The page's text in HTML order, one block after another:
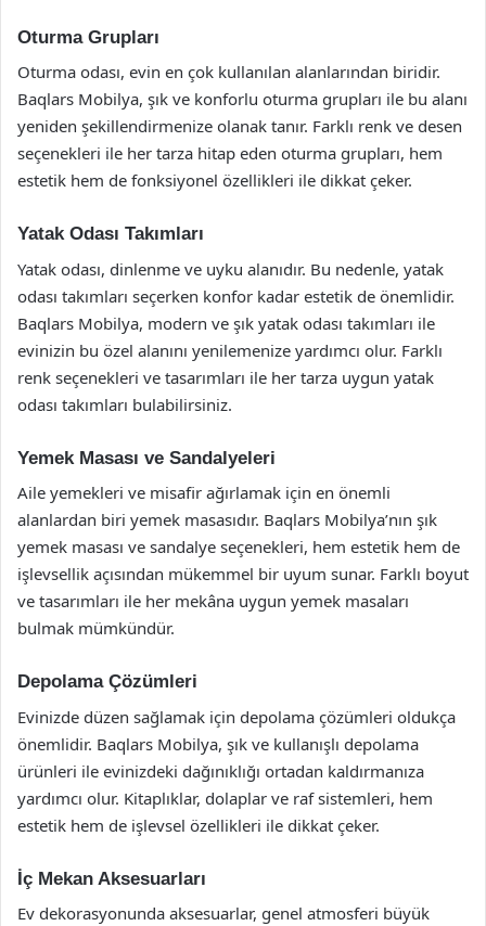
Oturma Grupları
Oturma odası, evin en çok kullanılan alanlarından biridir.
Baqlars Mobilya, şık ve konforlu oturma grupları ile bu alanı
yeniden şekillendirmenize olanak tanır. Farklı renk ve desen
seçenekleri ile her tarza hitap eden oturma grupları, hem
estetik hem de fonksiyonel özellikleri ile dikkat çeker.
Yatak Odası Takımları
Yatak odası, dinlenme ve uyku alanıdır. Bu nedenle, yatak
odası takımları seçerken konfor kadar estetik de önemlidir.
Baqlars Mobilya, modern ve şık yatak odası takımları ile
evinizin bu özel alanını yenilemenize yardımcı olur. Farklı
renk seçenekleri ve tasarımları ile her tarza uygun yatak
odası takımları bulabilirsiniz.
Yemek Masası ve Sandalyeleri
Aile yemekleri ve misafir ağırlamak için en önemli
alanlardan biri yemek masasıdır. Baqlars Mobilya’nın şık
yemek masası ve sandalye seçenekleri, hem estetik hem de
işlevsellik açısından mükemmel bir uyum sunar. Farklı boyut
ve tasarımları ile her mekâna uygun yemek masaları
bulmak mümkündür.
Depolama Çözümleri
Evinizde düzen sağlamak için depolama çözümleri oldukça
önemlidir. Baqlars Mobilya, şık ve kullanışlı depolama
ürünleri ile evinizdeki dağınıklığı ortadan kaldırmanıza
yardımcı olur. Kitaplıklar, dolaplar ve raf sistemleri, hem
estetik hem de işlevsel özellikleri ile dikkat çeker.
İç Mekan Aksesuarları
Ev dekorasyonunda aksesuarlar, genel atmosferi büyük